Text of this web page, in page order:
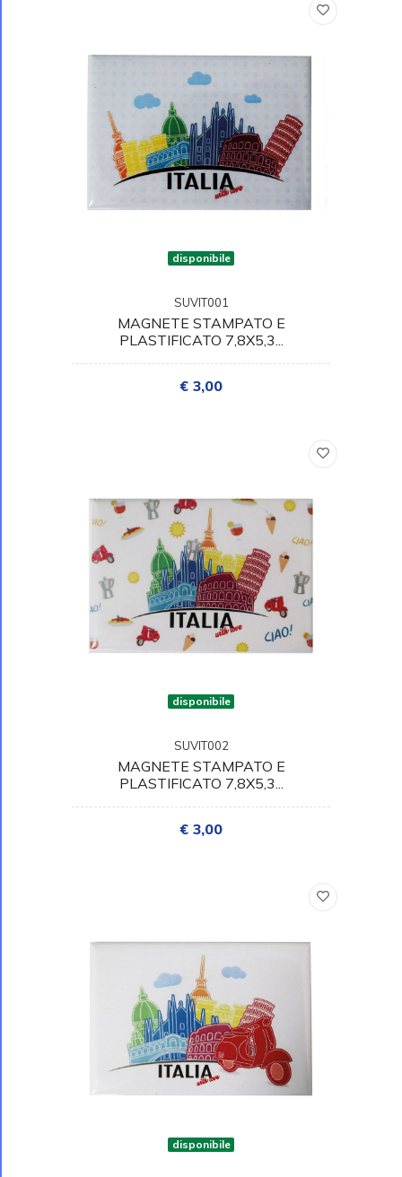
disponibile
SUVIT001
MAGNETE STAMPATO E
PLASTIFICATO 7,8X5,3...
€ 3,00
disponibile
SUVIT002
MAGNETE STAMPATO E
PLASTIFICATO 7,8X5,3...
€ 3,00
disponibile